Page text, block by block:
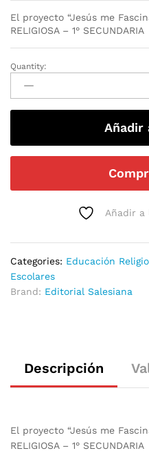
El proyecto “Jesús me
RELIGIOSA – 1° SECUNDARIA
Quantity:
Añadir
Añadir a
Categories: Educación
Escolares
Brand: Editorial Salesiana
Descripción
El proyecto “Jesús me
RELIGIOSA – 1° SECUNDARIA